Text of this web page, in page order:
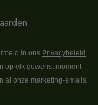
in ons Privacybeleid .
op elk gewenst moment
al onze marketing-emails.